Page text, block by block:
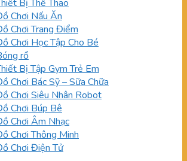
Bị Thể Thao
Chơi Nấu Ăn
Chơi Trang Điểm
Chơi Học Tập Cho Bé
rổ
Bị Tập Gym Trẻ Em
Chơi Bác Sỹ – Sữa Chữa
Chơi Siêu Nhân Robot
Chơi Búp Bê
Chơi Âm Nhạc
Chơi Thông Minh
Chơi Điện Tử